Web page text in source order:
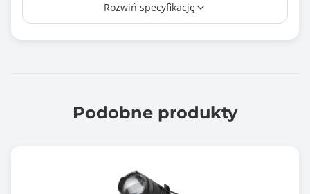
port microUSB
Tryby pracy latarki
Solidny obrotowy hak
Rozwiń specyfikację
Podobne produkty